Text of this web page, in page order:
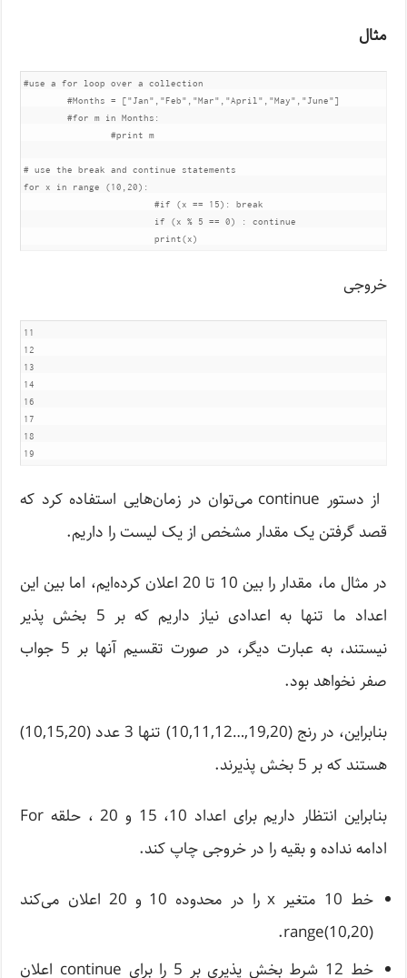
مثال
#use a for loop over a collection
	#Months = ["Jan","Feb","Mar","April","May","June"]
	#for m in Months:
		#print m
# use the break and continue statements
for x in range (10,20):
			#if (x == 15): break
خروجی
11
12
13
14
16
17
18
از دستور continue می‌توان در زمان‌هایی استفاده کرد که
قصد گرفتن یک مقدار مشخص از یک لیست را داریم.
در مثال ما، مقدار را بین 10 تا 20 اعلان کرده‌ایم، اما بین این
اعداد ما تنها به اعدادی نیاز داریم که بر 5 بخش پذیر
نیستند، به عبارت دیگر، در صورت تقسیم آنها بر 5 جواب
صفر نخواهد بود.
بنابراین، در رنج (19,20,…10,11,12) تنها 3 عدد (10,15,20)
هستند که بر 5 بخش پذیرند.
بنابراین انتظار داریم برای اعداد 10، 15 و 20 ، حلقه For
ادامه نداده و بقیه را در خروجی چاپ کند.
خط 10 متغیر x را در محدوده 10 و 20 اعلان می‌کند
range(10,20).
خط 12 شرط بخش پذیری بر 5 را برای continue اعلان